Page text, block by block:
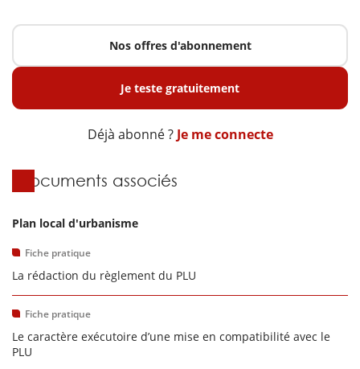
Nos offres d'abonnement
Je teste gratuitement
Déjà abonné ? Je me connecte
Documents associés
Plan local d'urbanisme
Fiche pratique
La rédaction du règlement du PLU
Fiche pratique
Le caractère exécutoire d’une mise en compatibilité avec le
PLU